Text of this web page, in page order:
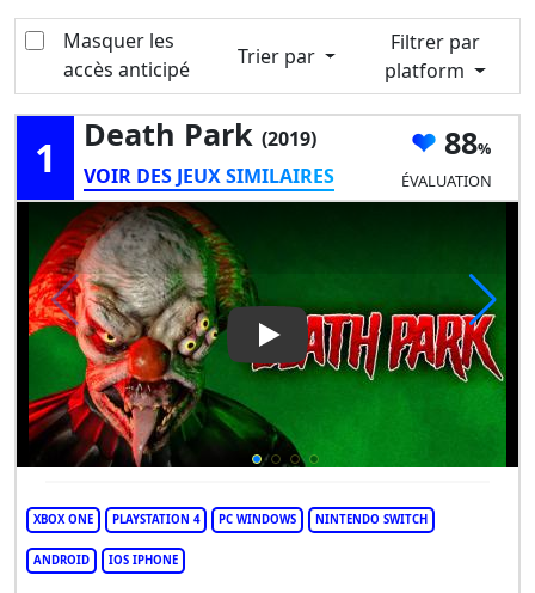
Masquer les
accès anticipé
Trier par
Filtrer par
platform
1 Death Park (2019)
VOIR DES JEUX SIMILAIRES
88
ÉVALUATION
Play Video: Death Park
XBOX ONE PLAYSTATION 4 PC WINDOWS NINTENDO SWITCH
ANDROID IOS IPHONE